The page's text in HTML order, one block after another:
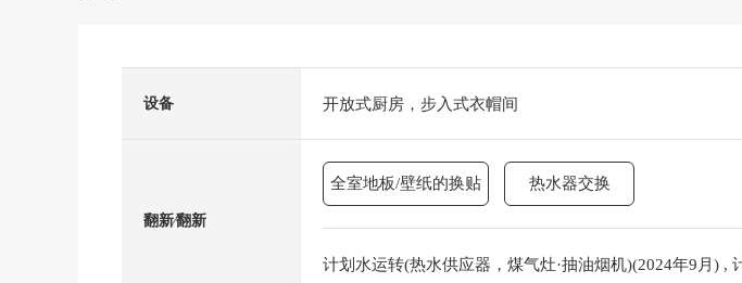
设备 开放式厨房，步入式衣帽间
翻新⁄翻新
全室地板/壁纸的换贴 热水器交换
计划水运转(热水供应器，煤气灶·抽油烟机)(2024年9月) ,